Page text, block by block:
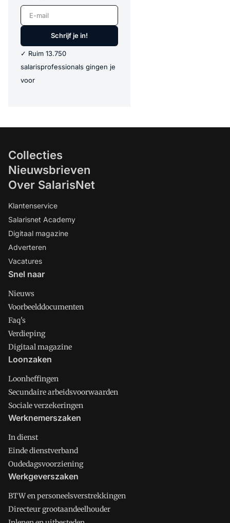
E-mail
Schrijf je in!
✓ Ruim 13.750
salarisprofessionals gingen je
voor
Collecties
Nieuwsbrieven
Over SalarisNet
Klantenservice
Salarisnet Academy
Digitaal magazine
Adverteren
Vacatures
Snel naar
Nieuws
Voorbeelddocumenten
Faq's
Verdieping
Digitaal magazine
Loonzaken
Loonheffingen
Secundaire arbeidsvoorwaarden
Sociale verzekeringen
Werknemerszaken
In dienst
Einde dienstverband
Oudedagsvoorziening
Werkgeverszaken
BTW en personeelsverstrekkingen
Directeur grootaandeelhouder